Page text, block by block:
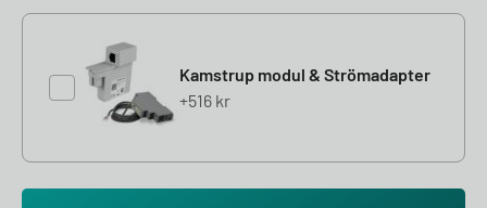
Kamstrup modul & Strömadapter
516 kr